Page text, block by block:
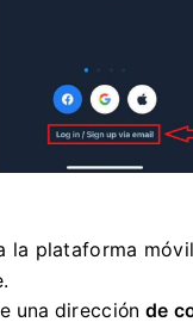
la plataforma
una dirección de